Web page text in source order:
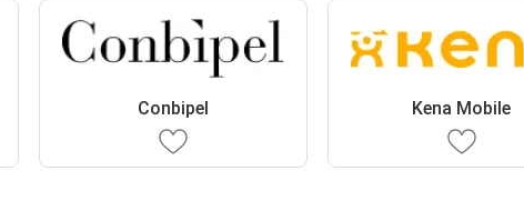
Conbipel Kena Mobile